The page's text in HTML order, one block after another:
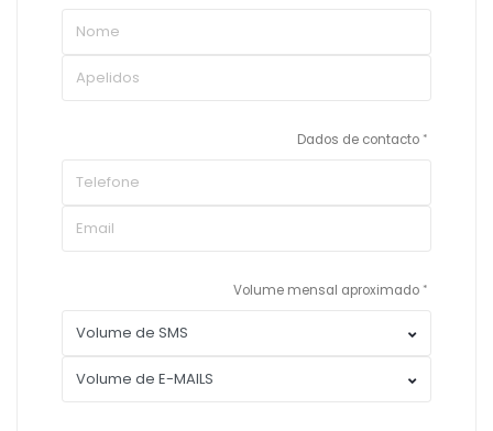
Dados de contacto
Volume mensal aproximado